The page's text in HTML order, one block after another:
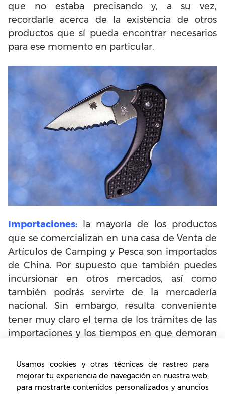
que no estaba precisando y, a su vez,
recordarle acerca de la existencia de otros
productos que sí pueda encontrar necesarios
para ese momento en particular.
Importaciones: la mayoría de los productos
que se comercializan en una casa de Venta de
Artículos de Camping y Pesca son importados
de China. Por supuesto que también puedes
incursionar en otros mercados, así como
también podrás servirte de la mercadería
nacional. Sin embargo, resulta conveniente
tener muy claro el tema de los trámites de las
importaciones y los tiempos en que demoran
los pedidos con tiempo.
Permisos:los permisos que deberás tramitar
Usamos cookies y otras técnicas de rastreo para
mejorar tu experiencia de navegación en nuestra web,
para mostrarte contenidos personalizados y anuncios